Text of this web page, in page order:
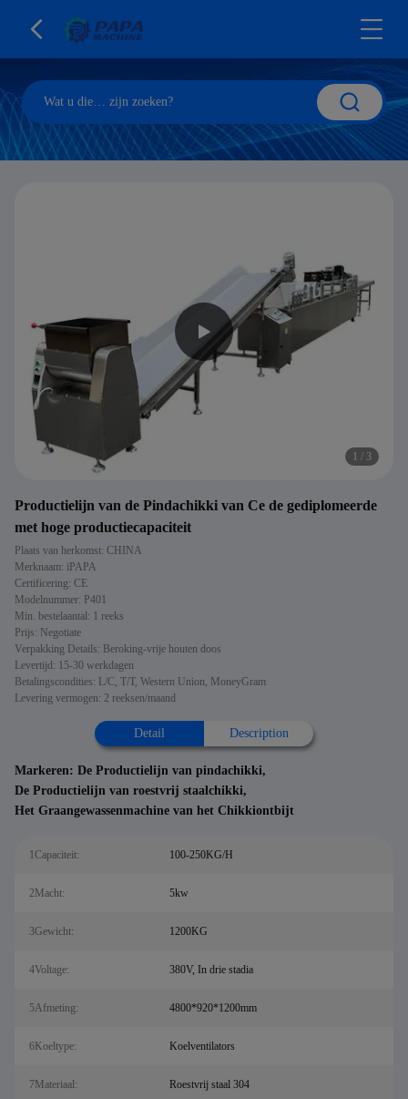
1 / 3
Productielijn van de Pindachikki van Ce de gediplomeerde
met hoge productiecapaciteit
Plaats van herkomst: CHINA
Merknaam: iPAPA
Certificering: CE
Modelnummer: P401
Min. bestelaantal: 1 reeks
Prijs: Negotiate
Verpakking Details: Beroking-vrije houten doos
Levertijd: 15-30 werkdagen
Betalingscondities: L/C, T/T, Western Union, MoneyGram
Levering vermogen: 2 reeksen/maand
Detail Description
Markeren: De Productielijn van pindachikki,
De Productielijn van roestvrij staalchikki,
Het Graangewassenmachine van het Chikkiontbijt
1Capaciteit: 100-250KG/H
2Macht: 5kw
3Gewicht: 1200KG
4Voltage: 380V, In drie stadia
5Afmeting: 4800*920*1200mm
6Koeltype: Koelventilators
7Materiaal: Roestvrij staal 304